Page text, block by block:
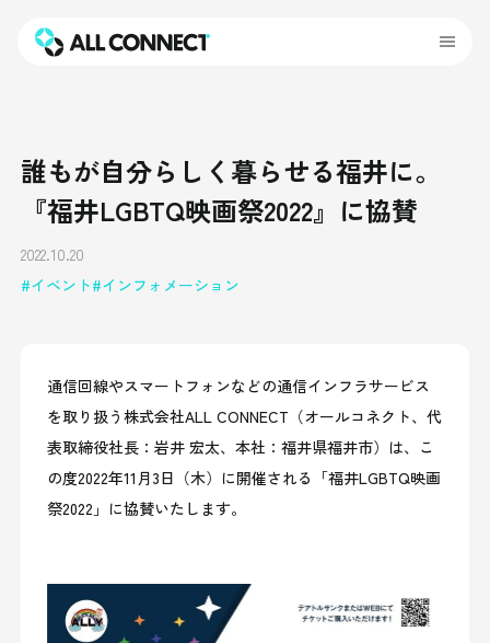
誰もが自分らしく暮らせる福井に。
『福井LGBTQ映画祭2022』に協賛
2022.10.20
イベント インフォメーション
通信回線やスマートフォンなどの通信インフラサービス
を取り扱う株式会社ALL CONNECT（オールコネクト、代
表取締役社長：岩井 宏太、本社：福井県福井市）は、 こ
の度2022年11月3日（木）に開催される 「福井LGBTQ映画
祭2022 」に協賛いた します。